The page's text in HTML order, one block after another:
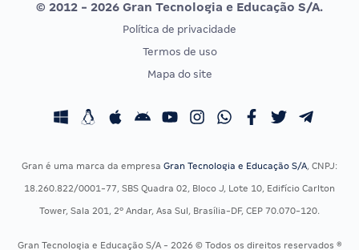
Vunesp
CONCURSOS POR PROFISSÃO
Concursos Fiscais
Concursos Saúde
EXAME DE ORDEM
Calendário OAB
© 2012 - 2026 Gran Tecnologia e Educação S/A.
Política de privacidade
Termos de uso
Mapa do site
Gran é uma marca da empresa Gran Tecnologia e Educação S/A, CNPJ:
18.260.822/0001-77, SBS Quadra 02, Bloco J, Lote 10, Edifício Carlton
Tower, Sala 201, 2º Andar, Asa Sul, Brasília-DF, CEP 70.070-120.
Gran Tecnologia e Educação S/A - 2026 © Todos os direitos reservados ®